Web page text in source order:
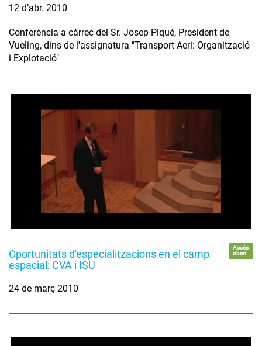
12 d’abr. 2010
Conferència a càrrec del Sr. Josep Piqué, President de
Vueling, dins de l'assignatura "Transport Aeri: Organització
i Explotació"
Oportunitats d'especialitzacions en el camp
espacial: CVA i ISU
Accés
obert
24 de març 2010